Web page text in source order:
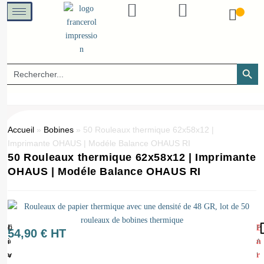
Search
for:
SEARCH
Accueil » Bobines » 50 Rouleaux thermique 62x58x12 |
Imprimante OHAUS | Modéle Balance OHAUS RI
50 Rouleaux thermique 62x58x12 | Imprimante
OHAUS | Modéle Balance OHAUS RI
Q
u
a
(
1
=
L
i
v
54,90€ HT
E
n
r
P
A
I